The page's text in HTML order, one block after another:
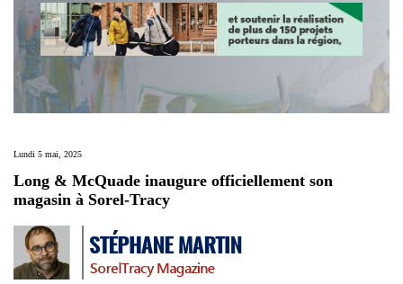
Lundi 5 mai, 2025
Long & McQuade inaugure officiellement son
magasin à Sorel-Tracy